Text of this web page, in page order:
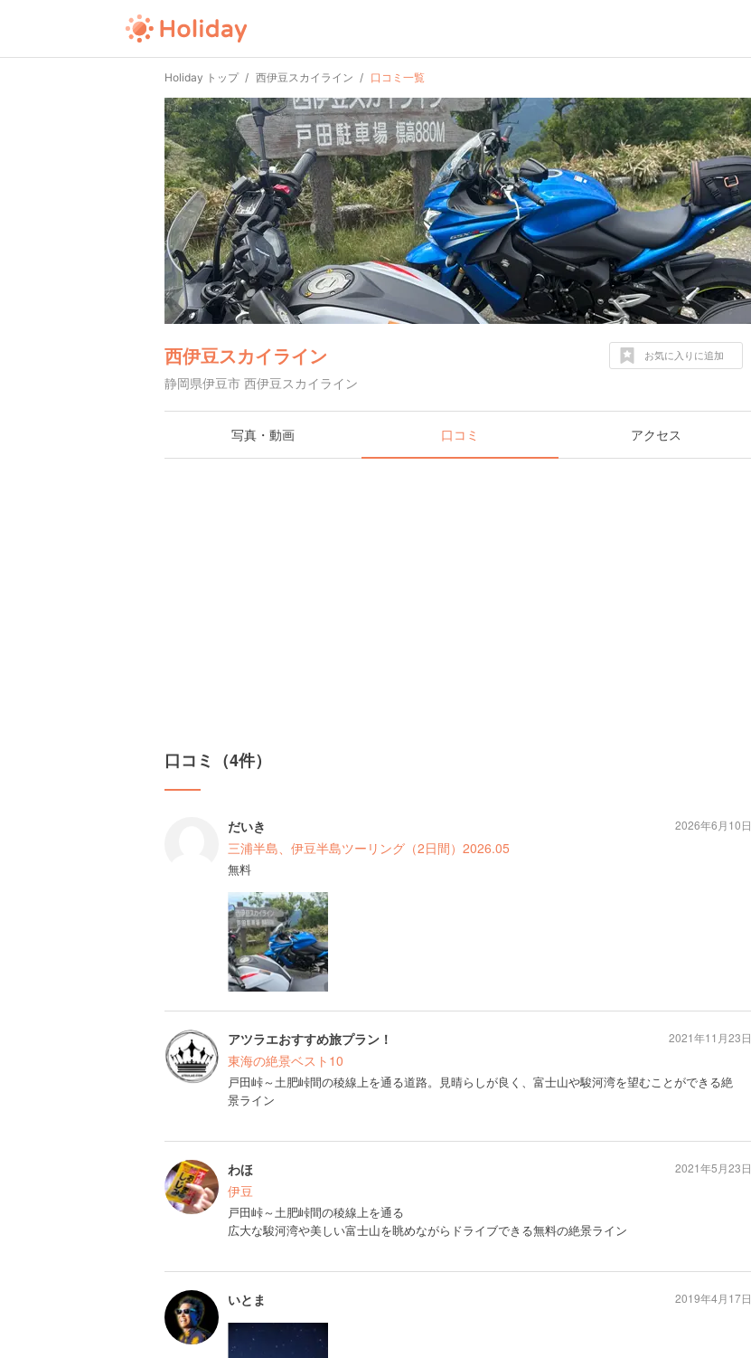
Holiday トップ 西伊豆スカイライン 口コミ一覧
西伊豆スカイライン
静岡県伊豆市 西伊豆スカイライン
お気に入りに追加
写真・動画 口コミ アクセス
口コミ（4件）
だいき
三浦半島、伊豆半島ツーリング（2日間）2026.05
無料
2026年6月10日
アツラエおすすめ旅プラン！
東海の絶景ベスト10
戸田峠～土肥峠間の稜線上を通る道路。見晴らしが良く、富士山や駿河湾を望むことができる絶
景ライン
2021年11月23日
わほ
伊豆
戸田峠～土肥峠間の稜線上を通る
広大な駿河湾や美しい富士山を眺めながらドライブできる無料の絶景ライン
2021年5月23日
いとま 2019年4月17日